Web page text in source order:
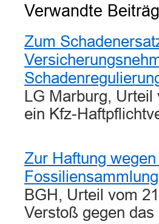
Verwandte
Zum
LG Marburg,
ein Kfz-
Zur Haftung
Fossiliensammlung
BGH, Urteil vom
Verstoß gegen